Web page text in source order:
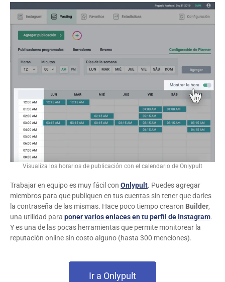
Visualiza los horarios de publicación con el calendario de Onlypult
Trabajar en equipo es muy fácil con Onlypult. Puedes agregar
miembros para que publiquen en tus cuentas sin tener que darles
la contraseña de las mismas. Hace poco tiempo crearon Builder,
una utilidad para poner varios enlaces en tu perfil de Instagram.
Y es una de las pocas herramientas que permite monitorear la
reputación online sin costo alguno (hasta 300 menciones).
Ir a Onlypult